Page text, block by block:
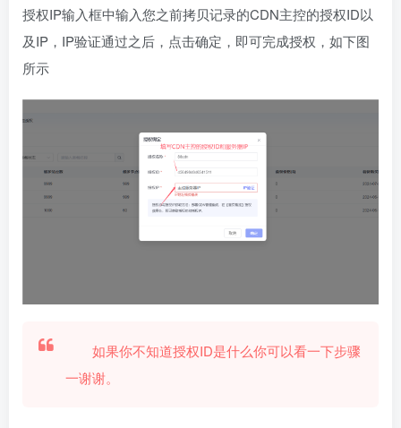
授权IP输入框中输入您之前拷贝记录的CDN主控的授权ID以
及IP，IP验证通过之后，点击确定，即可完成授权，如下图
所示
如果你不知道授权ID是什么你可以看一下步骤
一谢谢。